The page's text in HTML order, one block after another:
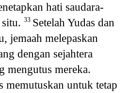
hati saudara-
33 Setelah Yudas dan
jemaah melepaskan
dengan sejahtera
mengutus mereka.
memutuskan untuk tetap